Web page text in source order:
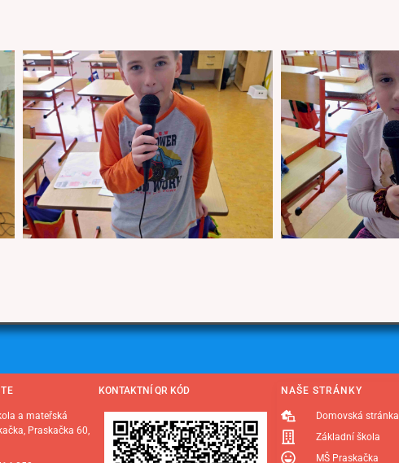
a mateřská
Praskačka 60,
KONTAKTNÍ QR KÓD NAŠE STRÁNKY
Domovská stránka
Základní škola
MŠ Praskačka